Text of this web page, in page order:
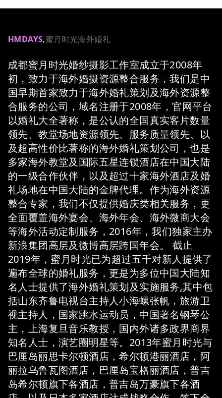
HMDAYS,蜜月时光海外婚礼
成都蜜月时光婚纱摄影工作室成立于2008年
初，致力于海外婚摄资源整合服务，我们是中
国早期首家致力于海外婚礼策划及海外资源整
合服务的公司，域名注册于2008年，官网平台
以婚礼大全著称，是公认的全国真实客片数量
领先、教堂场地资源领先、服务质量领先、以
及超高性价比著称的海外婚礼策划公司，也是
多家海外教堂及国际五星连锁酒店在中国大陆
的一级合作伙伴，以及超过十家海外酒店及婚
礼场地在中国大陆的金牌代理。作为海外资源
整合专家，我们不仅提供婚庆类相关服务，更
全面覆盖海外宴会、海外年会、海外微商大会
等海外活动定制服务，2016年，我们独家主办
新浪集团高层及微博高层跨国年会。 截止
2019年，蜜月时光已为超过五千对新人提供了
遍布全球的婚礼服务，更是为多位中国大陆知
名人士提供了海外婚礼策划及实施服务,其中包
括山东齐鲁电视台主持人小海螺张帆，旅游卫
视主持人，国家跳水运动员，中国著名钢琴公
主，上海复旦音乐教授，国内外诸多政界商界
知名人士，演艺圈明星等。2013年蜜月时光与
巴厘岛丽思卡尔顿酒店，希尔顿港丽酒店，阿
丽拉乌鲁瓦图酒店，巴厘岛宝格丽酒店，普吉
岛希尔顿旗下各酒店，普吉岛万豪旗下各酒